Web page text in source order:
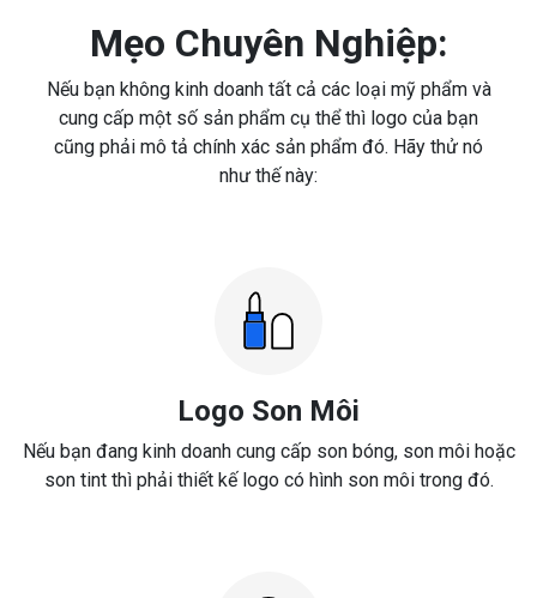
Mẹo Chuyên Nghiệp:
Nếu bạn không kinh doanh tất cả các loại mỹ phẩm và
cung cấp một số sản phẩm cụ thể thì logo của bạn
cũng phải mô tả chính xác sản phẩm đó. Hãy thử nó
như thế này:
Logo Son Môi
Nếu bạn đang kinh doanh cung cấp son bóng, son môi hoặc
son tint thì phải thiết kế logo có hình son môi trong đó.